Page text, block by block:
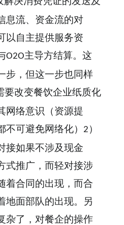
息流、资金流的对
以自主提供服务资
O2O主导方结算。这
步，但这一步也同样
要改变餐饮企业纸质化
网络意识（资源提
可避免网络化） 2 ）
接如果不涉及现金
式推广，而轻对接涉
着合同的出现，而合
地面部队的出现。另
杂了，对餐企的操作